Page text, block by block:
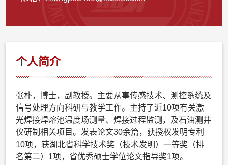
个人简介
张朴，博士，副教授。主要从事传感技术、测控系统及
信号处理方向科研与教学工作。主持了近10项有关激
光焊接焊熔池温度场测量、焊接过程监测，及石油测井
仪研制相关项目。发表论文30余篇，获授权发明专利
10项，获湖北省科学技术奖（技术发明）一等奖（排
名第二）1项，省优秀硕士学位论文指导奖1项。